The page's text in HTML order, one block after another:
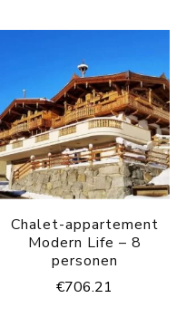
Chalet-appartement
Modern Life – 8
personen
€706.21